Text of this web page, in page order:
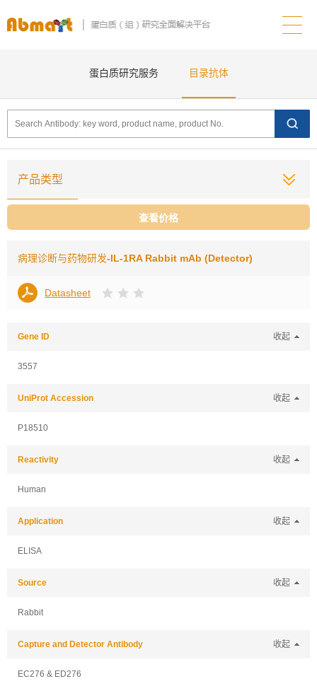
蛋白质研究服务 目录抗体
产品类型
查看价格
病理诊断与药物研发-IL-1RA Rabbit mAb (Detector)
Datasheet
Gene ID 收起
3557
UniProt Accession 收起
P18510
Reactivity 收起
Human
Application 收起
ELISA
Source 收起
Rabbit
Capture and Detector Antibody 收起
EC276 & ED276